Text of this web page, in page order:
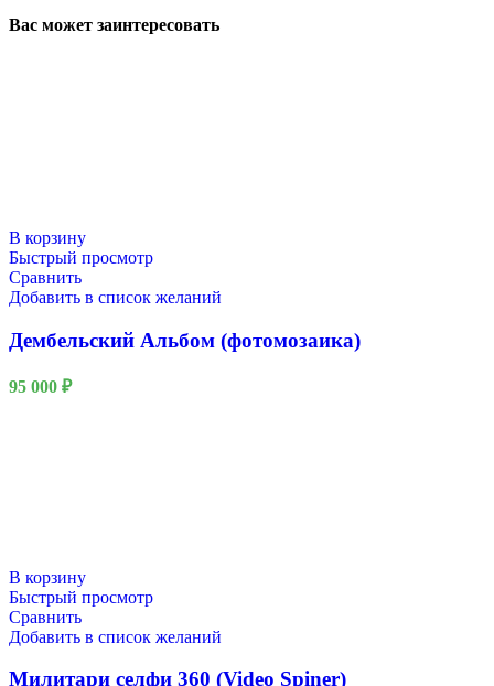
Вас может заинтересовать
В корзину
Быстрый просмотр
Сравнить
Добавить в список желаний
Дембельский Альбом (фотомозаика)
95 000 ₽
В корзину
Быстрый просмотр
Сравнить
Добавить в список желаний
Милитари селфи 360 (Video Spiner)